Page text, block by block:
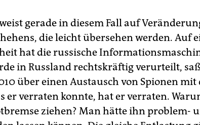
gerade in diesem Fall auf
die leicht übersehen werden. Auf
hat die russische
in Russland rechtskräftig verurteilt,
über einen Austausch von Spionen mit
er verraten konnte, hat er verraten.
ziehen? Man hätte ihn problem-